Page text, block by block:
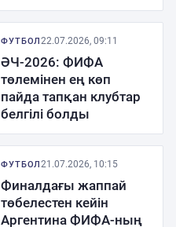
ФУТБОЛ22.07.2026, 09:11
ӘЧ-2026: ФИФА
төлемінен ең көп
пайда тапқан клубтар
белгілі болды
ФУТБОЛ21.07.2026, 10:15
Финалдағы жаппай
төбелестен кейін
Аргентина ФИФА-ның